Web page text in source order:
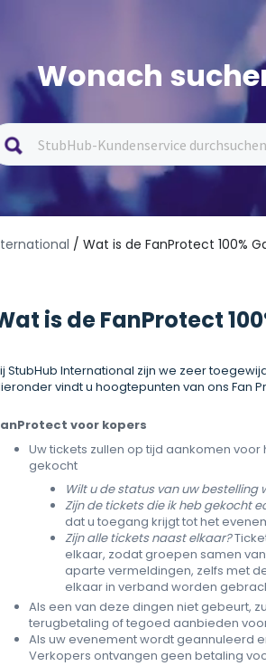
Wonach
/ Wat is de FanProtect 100%
is de FanProtect
StubHub International zijn we zeer
vindt u hoogtepunten van ons Fan
voor kopers
Uw tickets zullen op tijd aankomen
gekocht
Wilt u de status van uw bestelling
Zijn de tickets die ik heb gekocht
dat u toegang krijgt tot het
Zijn alle tickets naast elkaar?
elkaar, zodat groepen samen
aparte vermeldingen, zelfs met
elkaar in verband worden
Als een van deze dingen niet gebeurt,
terugbetaling of tegoed aanbieden
Als uw evenement wordt geannuleerd
Verkopers ontvangen geen betaling